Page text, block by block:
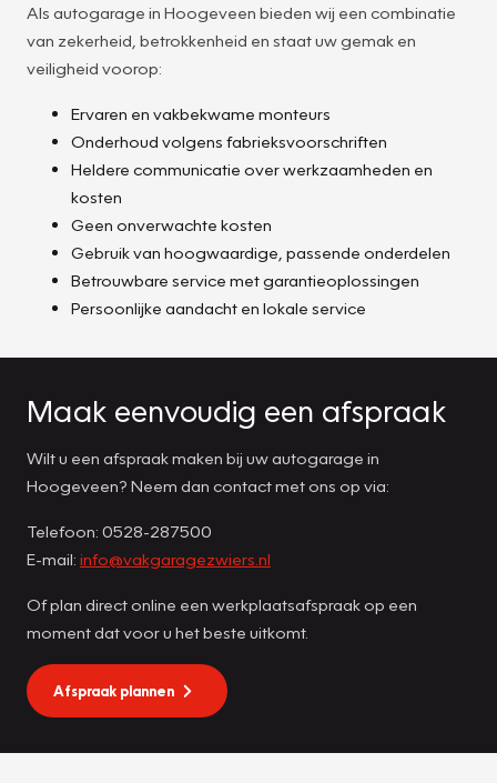
Als autogarage in Hoogeveen bieden wij een combinatie
van zekerheid, betrokkenheid en staat uw gemak en
veiligheid voorop:
Ervaren en vakbekwame monteurs
Onderhoud volgens fabrieksvoorschriften
Heldere communicatie over werkzaamheden en
kosten
Geen onverwachte kosten
Gebruik van hoogwaardige, passende onderdelen
Betrouwbare service met garantieoplossingen
Persoonlijke aandacht en lokale service
Maak eenvoudig een afspraak
Wilt u een afspraak maken bij uw autogarage in
Hoogeveen? Neem dan contact met ons op via:
Telefoon: 0528-287500
E-mail: info@vakgaragezwiers.nl
Of plan direct online een werkplaatsafspraak op een
moment dat voor u het beste uitkomt.
Afspraak plannen